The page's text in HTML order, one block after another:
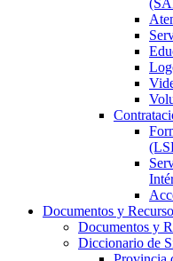
Documentos y
Documentos y
Diccionario de